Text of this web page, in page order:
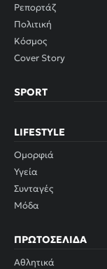
Ρεπορτάζ
Πολιτική
Κόσμος
Cover Story
SPORT
LIFESTYLE
Ομορφιά
Υγεία
Συνταγές
Μόδα
ΠΡΩΤΟΣΈΛΙΔΑ
Αθλητικά